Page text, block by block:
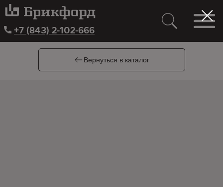
+7 (843) 2-102-666
Вернуться в каталог